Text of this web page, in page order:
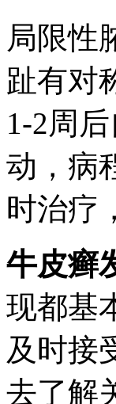
局限性
趾有对
1-2周
动，病
时治疗
牛皮癣
现都基
及时接
去了解